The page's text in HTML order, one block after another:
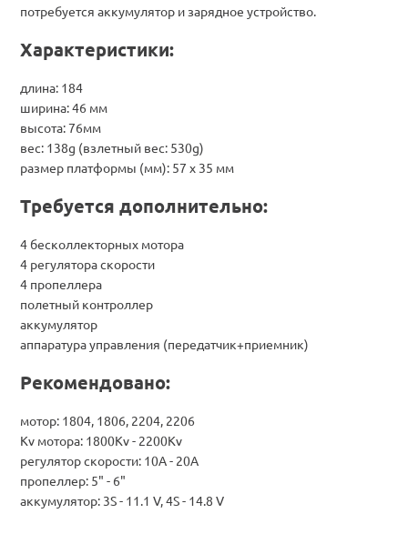
потребуется аккумулятор и зарядное устройство.
Характеристики:
длина: 184
ширина: 46 мм
высота: 76мм
вес: 138g (взлетный вес: 530g)
размер платформы (мм): 57 x 35 мм
Требуется дополнительно:
4 бесколлекторных мотора
4 регулятора скорости
4 пропеллера
полетный контроллер
аккумулятор
аппаратура управления (передатчик+приемник)
Рекомендовано:
мотор: 1804, 1806, 2204, 2206
Kv мотора: 1800Kv - 2200Kv
регулятор скорости: 10A - 20A
пропеллер: 5" - 6"
аккумулятор: 3S - 11.1 V, 4S - 14.8 V